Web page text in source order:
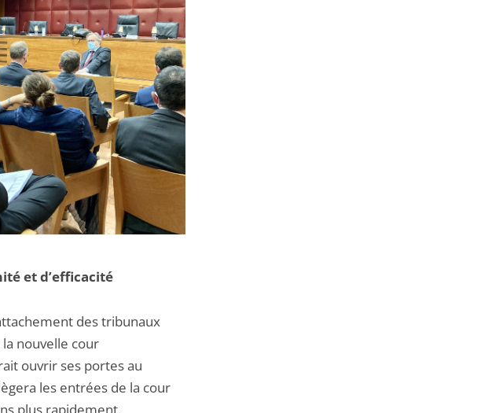
et d’efficacité
des tribunaux
nouvelle cour
ouvrir ses portes au
les entrées de la cour